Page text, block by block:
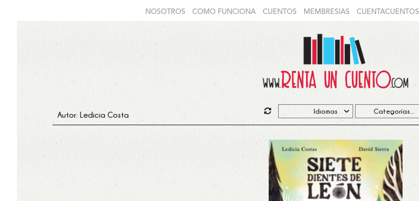
NOSOTROS COMO FUNCIONA CUENTOS MEMBRESIAS CUENTACUENTOS
Autor: Ledicia Costa